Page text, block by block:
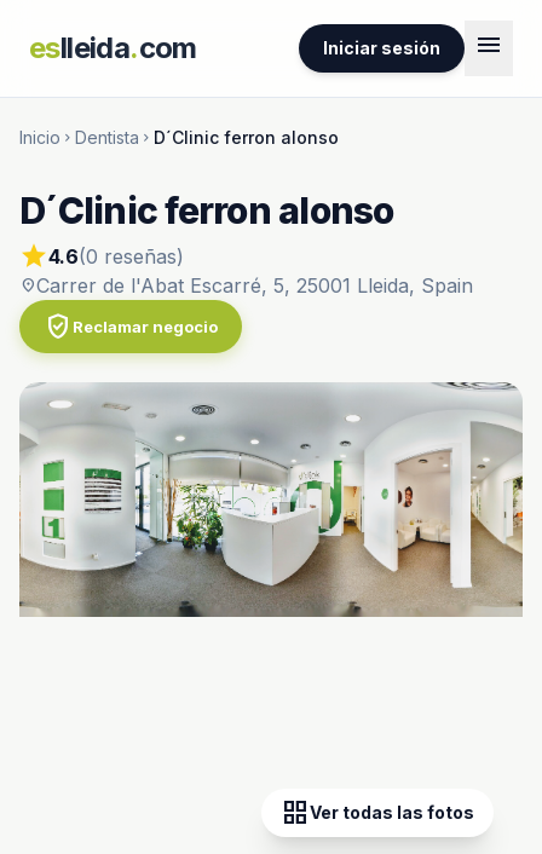
eslleida.com Iniciar sesión menu
Inicio chevron_right Dentista chevron_right D´Clinic ferron alonso
D´Clinic ferron alonso
star4.6(0 reseñas)
location_onCarrer de l'Abat Escarré, 5, 25001 Lleida, Spain
verified_user Reclamar negocio
grid_viewVer todas las fotos